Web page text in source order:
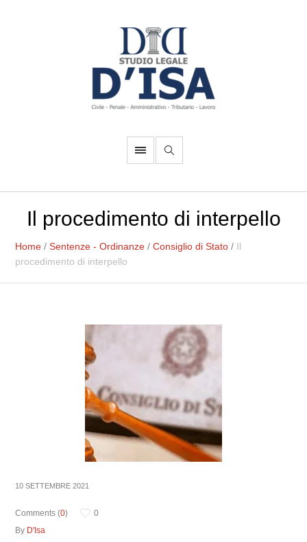
Il procedimento di interpello
Home /Sentenze - Ordinanze /Consiglio di Stato / Il
procedimento di interpello
10 SETTEMBRE 2021
Comments (0)
0
By D'Isa